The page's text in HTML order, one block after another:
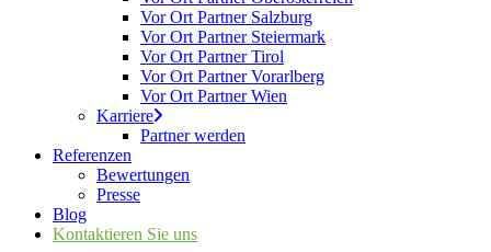
Vor Ort Partner Salzburg
Vor Ort Partner Steiermark
Vor Ort Partner Tirol
Vor Ort Partner Vorarlberg
Vor Ort Partner Wien
Karriere
Partner werden
Referenzen
Bewertungen
Presse
Blog
Kontaktieren Sie uns